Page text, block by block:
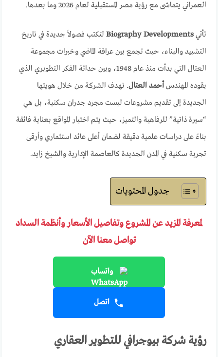
العمراني يتماشى مع رؤية مصر المستقبلية لعام 2026 وما بعدها.
تأتيBiography Developments لتكتب فصولاً جديدة في تاريخ
التشييد والبناء، حيث تجمع بين عراقة الماضي وخبرات مجموعة
العتال التي بدأت منذ عام 1948، وبين حداثة الفكر التطويري الذي
يقوده المهندسأحمد العتال. تهدف الشركة من خلال هويتها
الجديدة إلى تقديم مشروعات ليست مجرد جدران سكنية، بل هي
“سيرة ذاتية” للرفاهية والتميز، حيث يتم اختيار المواقع بعناية فائقة
بناءً على دراسات علمية دقيقة لضمان أعلى عائد استثماري وأرقى
تجربة سكنية في المدن الجديدة كالعاصمة الإدارية والشيخ زايد.
جدول المحتويات
لمعرفة المزيد عن المشروع وتفاصيل الأسعار وأنظمة السداد
تواصل معنا الآن
واتساب
اتصل
رؤية شركة بيوجرافي للتطوير العقاري